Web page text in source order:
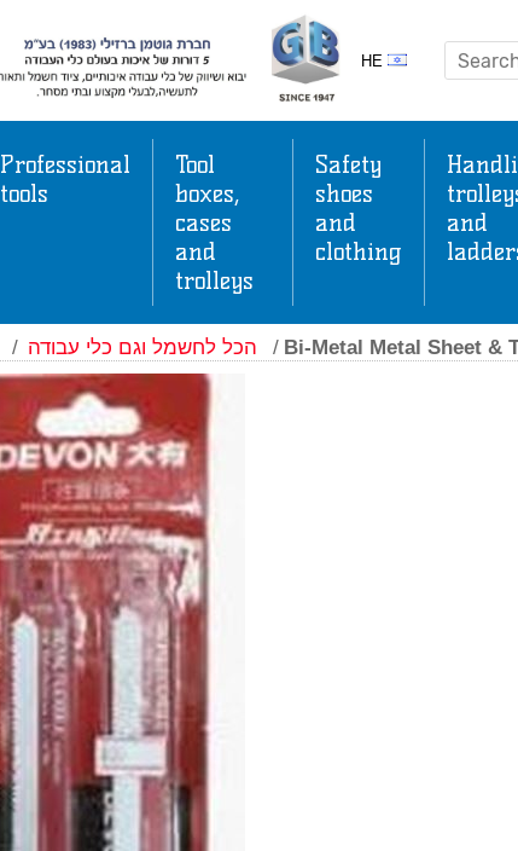
HE
Professional
tools
Tool
boxes,
cases
and
trolleys
Safety
shoes
and
clothing
and
/ הכל לחשמל וגם כלי עבודה / Bi-Metal Metal Sheet &